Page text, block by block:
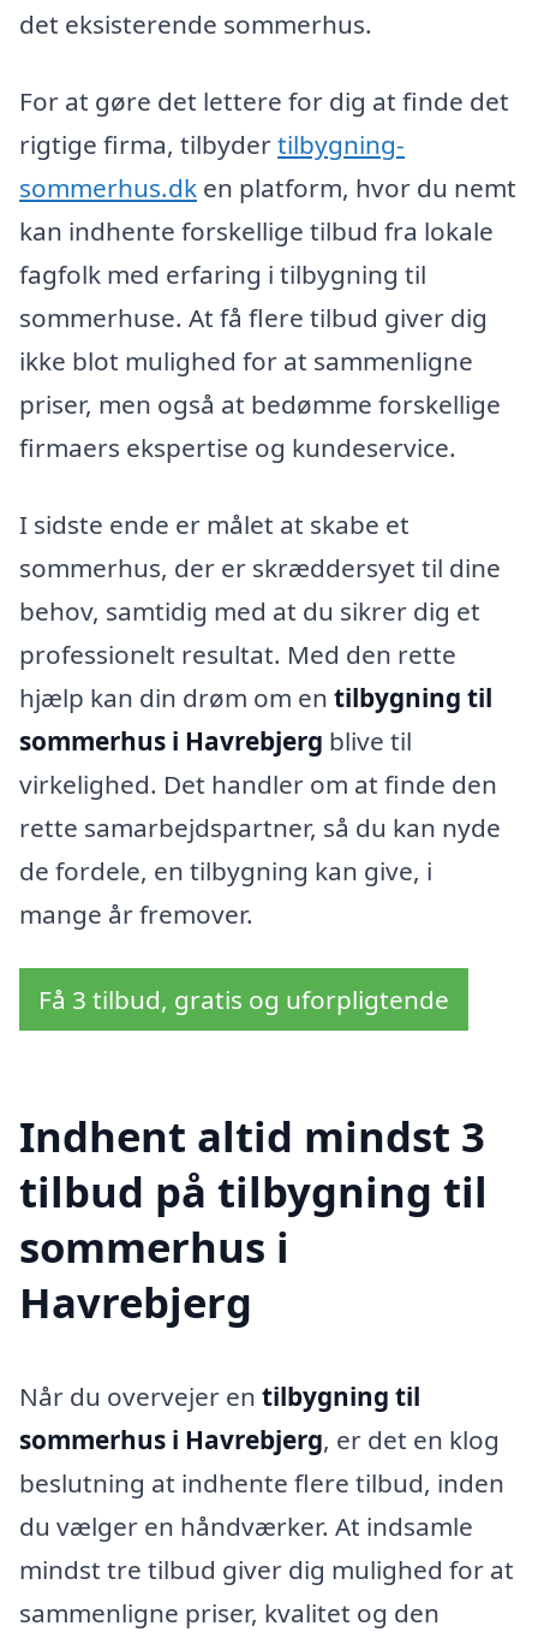
det eksisterende sommerhus.
For at gøre det lettere for dig at finde det
rigtige firma, tilbydertilbygning-
sommerhus.dk en platform, hvor du nemt
kan indhente forskellige tilbud fra lokale
fagfolk med erfaring i tilbygning til
sommerhuse. At få flere tilbud giver dig
ikke blot mulighed for at sammenligne
priser, men også at bedømme forskellige
firmaers ekspertise og kundeservice.
I sidste ende er målet at skabe et
sommerhus, der er skræddersyet til dine
behov, samtidig med at du sikrer dig et
professionelt resultat. Med den rette
hjælp kan din drøm om en tilbygning til
sommerhus i Havrebjerg blive til
virkelighed. Det handler om at finde den
rette samarbejdspartner, så du kan nyde
de fordele, en tilbygning kan give, i
mange år fremover.
Få 3 tilbud, gratis og uforpligtende
Indhent altid mindst 3
tilbud på tilbygning til
sommerhus i
Havrebjerg
Når du overvejer en tilbygning til
sommerhus i Havrebjerg, er det en klog
beslutning at indhente flere tilbud, inden
du vælger en håndværker. At indsamle
mindst tre tilbud giver dig mulighed for at
sammenligne priser, kvalitet og den